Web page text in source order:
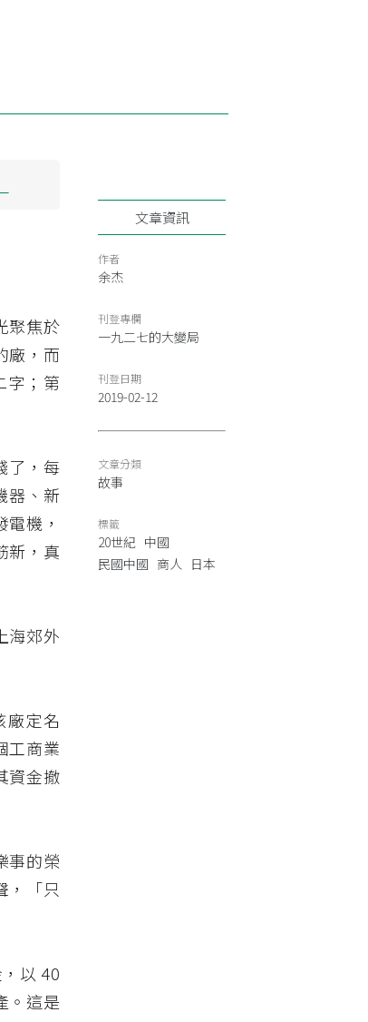
聚焦於
廠，而
字；第
了，每
器、新
機，
新，真
海郊外
廠定名
工商業
資金撤
事的榮
，「只
以 40
。這是
文章資訊
作者
余杰
刊登專欄
一九二七的大變局
刊登日期
2019-02-12
文章分類
故事
標籤
20世紀 中國
民國中國 商人 日本